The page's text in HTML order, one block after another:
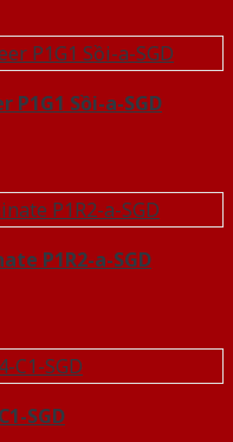
P1G1 Sồi-a-SGD
P1R2-a-SGD
SGD